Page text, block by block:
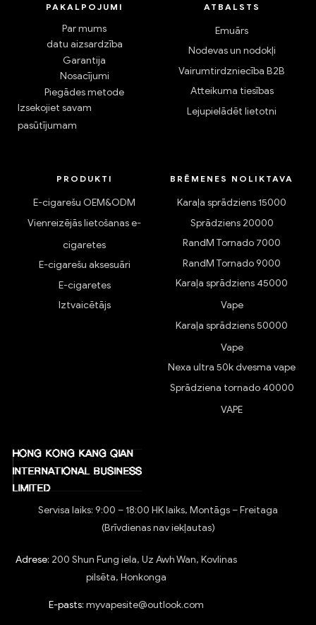
PAKALPOJUMI
Par mums
datu aizsardzība
Garantija
Nosacījumi
Piegādes metode
Izsekojiet savam
pasūtījumam
ATBALSTS
Emuārs
Nodevas un nodokļi
Vairumtirdzniecība B2B
Atteikuma tiesības
Lejupielādēt lietotni
PRODUKTI
E-cigarešu OEM&ODM
Vienreizējās lietošanas e-
cigaretes
E-cigarešu aksesuāri
E-cigaretes
Iztvaicētājs
BRĒMENES NOLIKTAVA
Karaļa sprādziens 15000
Sprādziens 20000
RandM Tornado 7000
RandM Tornado 9000
Karaļa sprādziens 45000
Vape
Karaļa sprādziens 50000
Vape
Nexa ultra 50k dvesma vape
Sprādziena tornado 40000
VAPE
Servisa laiks: 9:00 – 18:00 HK laiks, Montāgs – Freitaga
(Brīvdienas nav iekļautas)
Adrese: 200 Shun Fung iela, Uz Awh Wan, Kovlinas
pilsēta, Honkonga
E-pasts: myvapesite@outlook.com